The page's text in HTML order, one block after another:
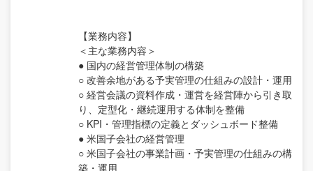
【業務内容】
＜主な業務内容＞
● 国内の経営管理体制の構築
○ 改善余地がある予実管理の仕組みの設計・運用
○ 経営会議の資料作成・運営を経営陣から引き取
り、定型化・継続運用する体制を整備
○ KPI・管理指標の定義とダッシュボード整備
● 米国子会社の経営管理
○ 米国子会社の事業計画・予実管理の仕組みの構
築・運用